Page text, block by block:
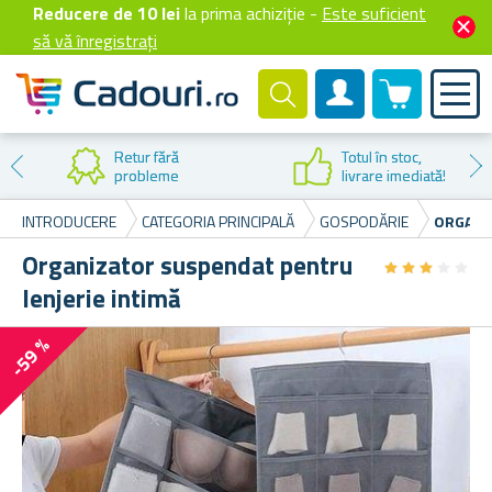
Reducere de 10 leila prima achiziție - Este suficient
să vă înregistrați
Cont client
0 produselor
Retur fără
probleme
Totul în stoc,
livrare imediată!
INTRODUCERE
CATEGORIA PRINCIPALĂ GOSPODĂRIE
Organizator suspendat pentru
lenjerie intimă
★★★
★★★
-59 %